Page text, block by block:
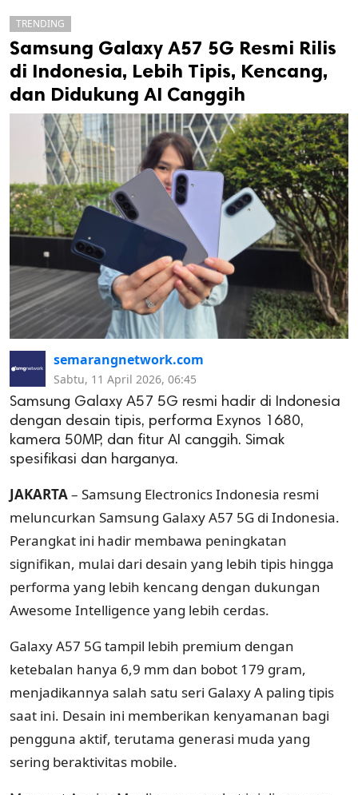
cipta.
TRENDING
Samsung Galaxy A57 5G Resmi Rilis
di Indonesia, Lebih Tipis, Kencang,
dan Didukung AI Canggih
semarangnetwork.com
Sabtu, 11 April 2026, 06:45
Samsung Galaxy A57 5G resmi hadir di Indonesia
dengan desain tipis, performa Exynos 1680,
kamera 50MP, dan fitur AI canggih. Simak
spesifikasi dan harganya.
JAKARTA– Samsung Electronics Indonesia resmi
meluncurkan Samsung Galaxy A57 5G di Indonesia.
Perangkat ini hadir membawa peningkatan
signifikan, mulai dari desain yang lebih tipis hingga
performa yang lebih kencang dengan dukungan
Awesome Intelligence yang lebih cerdas.
Galaxy A57 5G tampil lebih premium dengan
ketebalan hanya 6,9 mm dan bobot 179 gram,
menjadikannya salah satu seri Galaxy A paling tipis
saat ini. Desain ini memberikan kenyamanan bagi
pengguna aktif, terutama generasi muda yang
sering beraktivitas mobile.